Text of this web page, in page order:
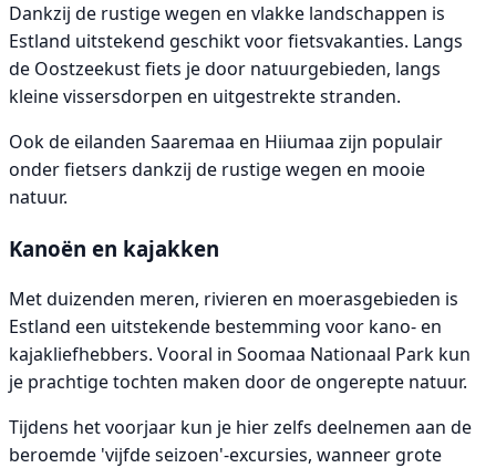
Dankzij de rustige wegen en vlakke landschappen is
Estland uitstekend geschikt voor fietsvakanties. Langs
de Oostzeekust fiets je door natuurgebieden, langs
kleine vissersdorpen en uitgestrekte stranden.
Ook de eilanden Saaremaa en Hiiumaa zijn populair
onder fietsers dankzij de rustige wegen en mooie
natuur.
Kanoën en kajakken
Met duizenden meren, rivieren en moerasgebieden is
Estland een uitstekende bestemming voor kano- en
kajakliefhebbers. Vooral in Soomaa Nationaal Park kun
je prachtige tochten maken door de ongerepte natuur.
Tijdens het voorjaar kun je hier zelfs deelnemen aan de
beroemde 'vijfde seizoen'-excursies, wanneer grote